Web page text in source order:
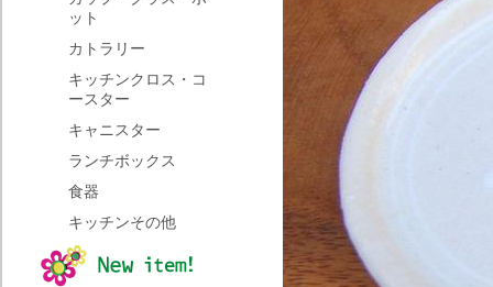
ット
カトラリー
キッチンクロス・コ
ースター
キャニスター
ランチボックス
食器
キッチンその他